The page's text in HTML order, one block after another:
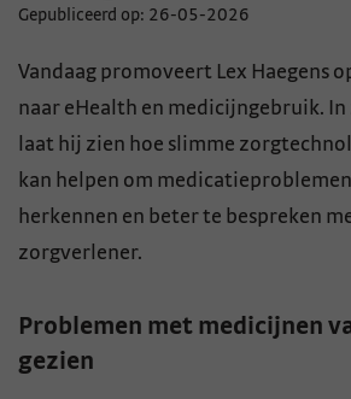
Gepubliceerd op: 26-05-2026
Vandaag promoveert Lex Haegens
naar eHealth en medicijngebruik.
laat hij zien hoe slimme
kan helpen om
herkennen en beter te bespreken
zorgverlener.
Problemen met medicijnen
gezien